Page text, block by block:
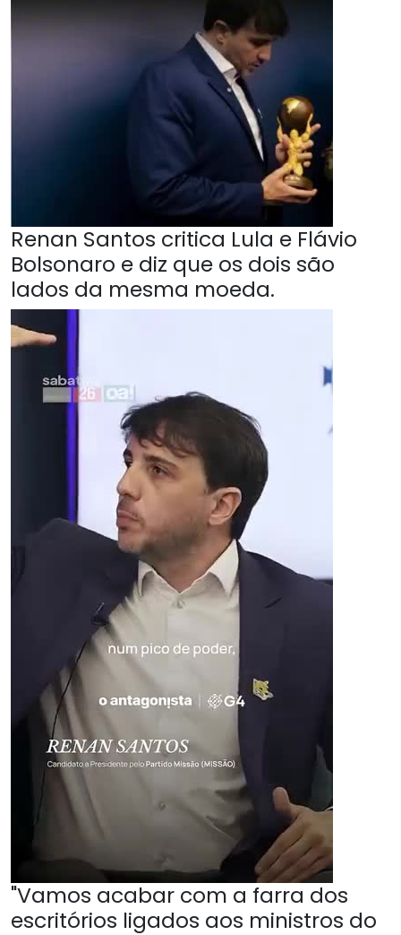
Renan Santos critica Lula e Flávio
Bolsonaro e diz que os dois são
lados da mesma moeda.
"Vamos acabar com a farra dos
escritórios ligados aos ministros do